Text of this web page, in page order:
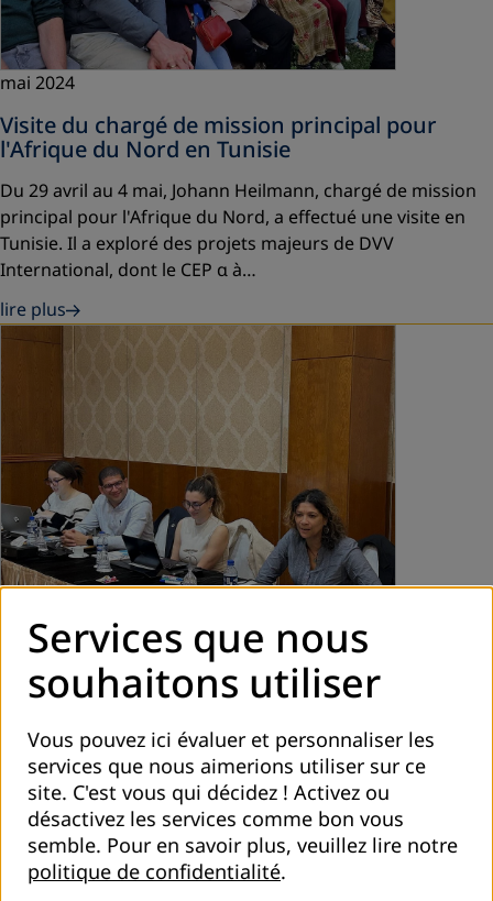
mai 2024
Visite du chargé de mission principal pour
l'Afrique du Nord en Tunisie
Du 29 avril au 4 mai, Johann Heilmann, chargé de mission
principal pour l'Afrique du Nord, a effectué une visite en
Tunisie. Il a exploré des projets majeurs de DVV
International, dont le CEP α à…
lire plus
avril 2024
Formation en communication pour les
professionnels africains à Tunis
Nous avons eu le plaisir d'organiser une formation en
communication pour les professionnels africains à Tunis.
Pendant ces trois jours, les participants, venus de toute
l'Afrique (Togo, Mali,…
lire plus
Services que nous
souhaitons utiliser
Vous pouvez ici évaluer et personnaliser les
services que nous aimerions utiliser sur ce
site. C'est vous qui décidez ! Activez ou
désactivez les services comme bon vous
semble. Pour en savoir plus, veuillez lire notre
politique de confidentialité.